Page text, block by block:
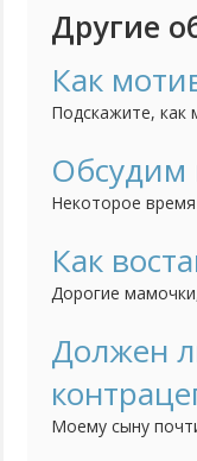
Другие
Как
Подскажите, как
работаем, но я
работе или
Обсудим
Некоторое
поставила
проблемы по
систему...
Как
Дорогие
переживать,
упражнения вы
Должен
Моему сыну